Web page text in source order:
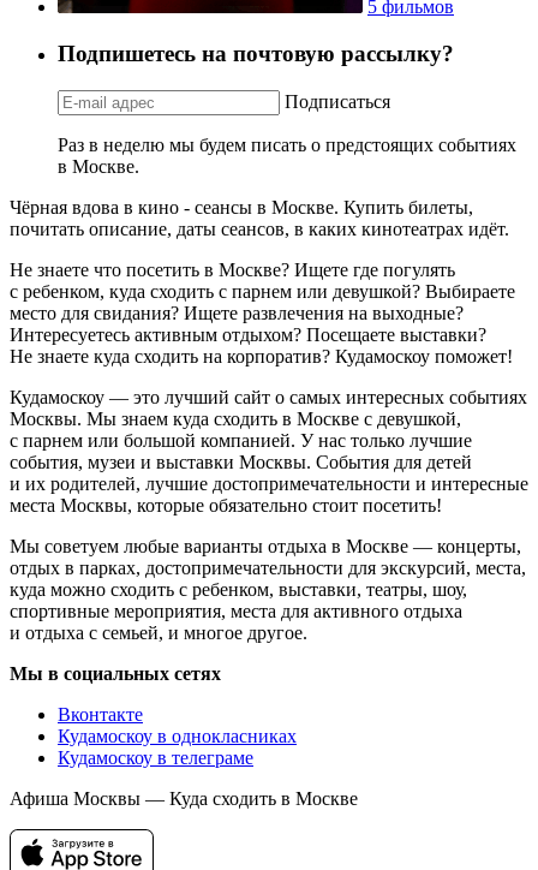
5 фильмов
Подпишетесь на почтовую рассылку?
Подписаться
Раз в неделю мы будем писать о предстоящих событиях
в Москве.
Чёрная вдова в кино - сеансы в Москве. Купить билеты,
почитать описание, даты сеансов, в каких кинотеатрах идёт.
Не знаете что посетить в Москве? Ищете где погулять
с ребенком, куда сходить с парнем или девушкой? Выбираете
место для свидания? Ищете развлечения на выходные?
Интересуетесь активным отдыхом? Посещаете выставки?
Не знаете куда сходить на корпоратив? Кудамоскоу поможет!
Кудамоскоу — это лучший сайт о самых интересных событиях
Москвы. Мы знаем куда сходить в Москве с девушкой,
с парнем или большой компанией. У нас только лучшие
события, музеи и выставки Москвы. События для детей
и их родителей, лучшие достопримечательности и интересные
места Москвы, которые обязательно стоит посетить!
Мы советуем любые варианты отдыха в Москве — концерты,
отдых в парках, достопримечательности для экскурсий, места,
куда можно сходить с ребенком, выставки, театры, шоу,
спортивные мероприятия, места для активного отдыха
и отдыха с семьей, и многое другое.
Мы в социальных сетях
Вконтакте
Кудамоскоу в однокласниках
Кудамоскоу в телеграме
Афиша Москвы — Куда сходить в Москве